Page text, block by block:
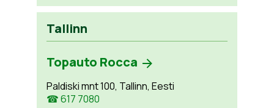
Tallinn
Topauto Rocca
Paldiski mnt 100, Tallinn, Eesti
☎ 617 7080